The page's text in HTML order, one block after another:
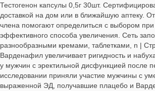
Тестогенон капсулы 0,5г 30шт.
доставкой на дом или в ближайшую аптеку.
члена помогают определиться с выбором при
эффективного способа увеличения. Сеть
разнообразными кремами, таблетками, n |
Варденафил увеличивает ригидность и
у мужчин с эректильной дисфункцией после
исследовании приняли участие мужчины с
выраженной ЭД, получавшие плацебо и